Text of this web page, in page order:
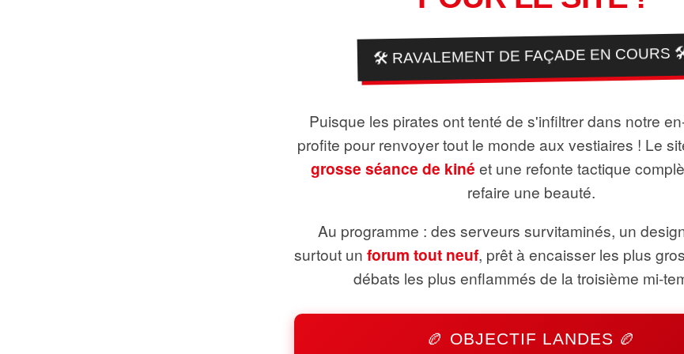
🛠️ RAVALEMENT DE FAÇADE EN COURS
Puisque les pirates ont tenté de s'infiltrer dans notre
profite pour renvoyer tout le monde aux vestiaires ! Le
grosse séance de kiné et une refonte tactique
refaire une beauté.
Au programme : des serveurs survitaminés, un
surtout un forum tout neuf, prêt à encaisser les plus
débats les plus enflammés de la troisième mi-
🏉 OBJECTIF LANDES 🏉